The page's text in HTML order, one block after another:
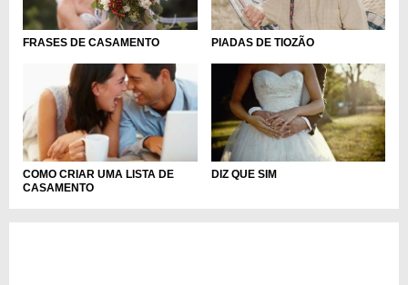
FRASES DE CASAMENTO PIADAS DE TIOZÃO
COMO CRIAR UMA LISTA DE
CASAMENTO
DIZ QUE SIM